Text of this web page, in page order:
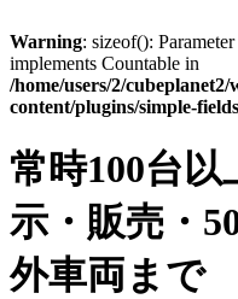
Warning: sizeof():
implements Countable in
/home/users/2/
content/plugins/simple-
常時100台
示・販売・
外車両まで